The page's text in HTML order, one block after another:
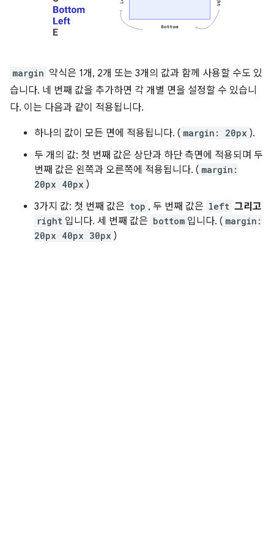
margin 약식은 1개, 2개 또는 3개의 값과 함께 사용할 수도 있
습니다. 네 번째 값을 추가하면 각 개별 면을 설정할 수 있습니
다. 이는 다음과 같이 적용됩니다.
하나의 값이 모든 면에 적용됩니다. ( margin: 20px ).
두 개의 값: 첫 번째 값은 상단과 하단 측면에 적용되며 두
번째 값은 왼쪽과 오른쪽에 적용됩니다. ( margin:
20px 40px )
3가지 값: 첫 번째 값은 top , 두 번째 값은 left 그리고
right 입니다. 세 번째 값은 bottom 입니다. ( margin:
20px 40px 30px )